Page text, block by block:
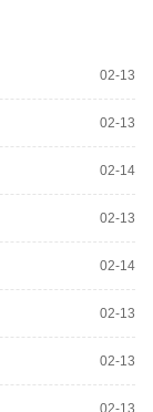
02-13
02-13
02-14
02-13
02-14
02-13
02-13
02-13